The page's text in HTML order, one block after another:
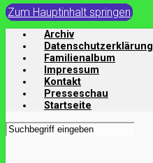
Zum Hauptinhalt springen
Archiv
Datenschutzerklärung
Familienalbum
Impressum
Kontakt
Presseschau
Startseite